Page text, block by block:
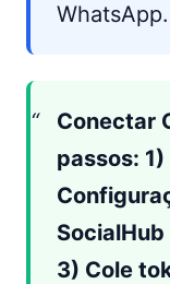
WhatsApp.
Conectar
passos:
3) Cole